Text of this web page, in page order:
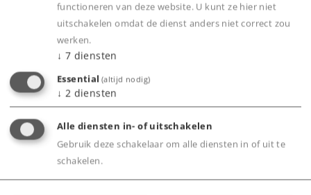
Bijbehorende producten
functioneren van deze website. U kunt ze hier niet
uitschakelen omdat de dienst anders niet correct zou
werken.
↓ 7 diensten
Essential (altijd nodig)
↓ 2 diensten
Alle diensten in- of uitschakelen
Gebruik deze schakelaar om alle diensten in of uit te
schakelen.